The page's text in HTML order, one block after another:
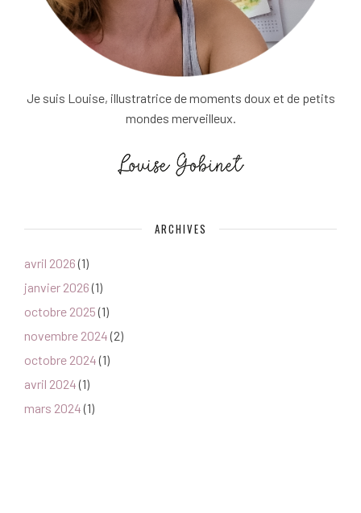
Je suis Louise, illustratrice de moments doux et de petits
mondes merveilleux.
ARCHIVES
avril 2026(1)
janvier 2026(1)
octobre 2025(1)
novembre 2024(2)
octobre 2024(1)
avril 2024(1)
mars 2024(1)